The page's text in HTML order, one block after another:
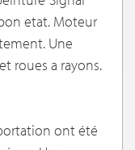
etat. Moteur
Une
roues a rayons.
ont été